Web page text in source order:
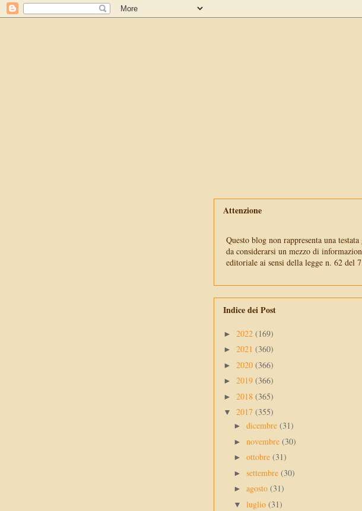
Attenzione
Questo blog non rappresenta una
da considerarsi un mezzo di
editoriale ai sensi della legge n. 62 del
Indice dei Post
► 2022 (169)
► 2021 (360)
► 2020 (366)
► 2019 (366)
► 2018 (365)
▼ 2017 (355)
► dicembre (31)
► novembre (30)
► ottobre (31)
► settembre (30)
► agosto (31)
▼ luglio (31)